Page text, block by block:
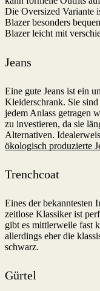
Die Oversized Variante
Blazer besonders
Blazer leicht mit
Jeans
Eine gute Jeans ist ein
Kleiderschrank. Sie
jedem Anlass getragen
zu investieren, da sie
Alternativen.
ökologisch produzierte
Trenchcoat
Eines der bekanntesten
zeitlose Klassiker ist
gibt es mittlerweile fast
allerdings eher die
schwarz.
Gürtel